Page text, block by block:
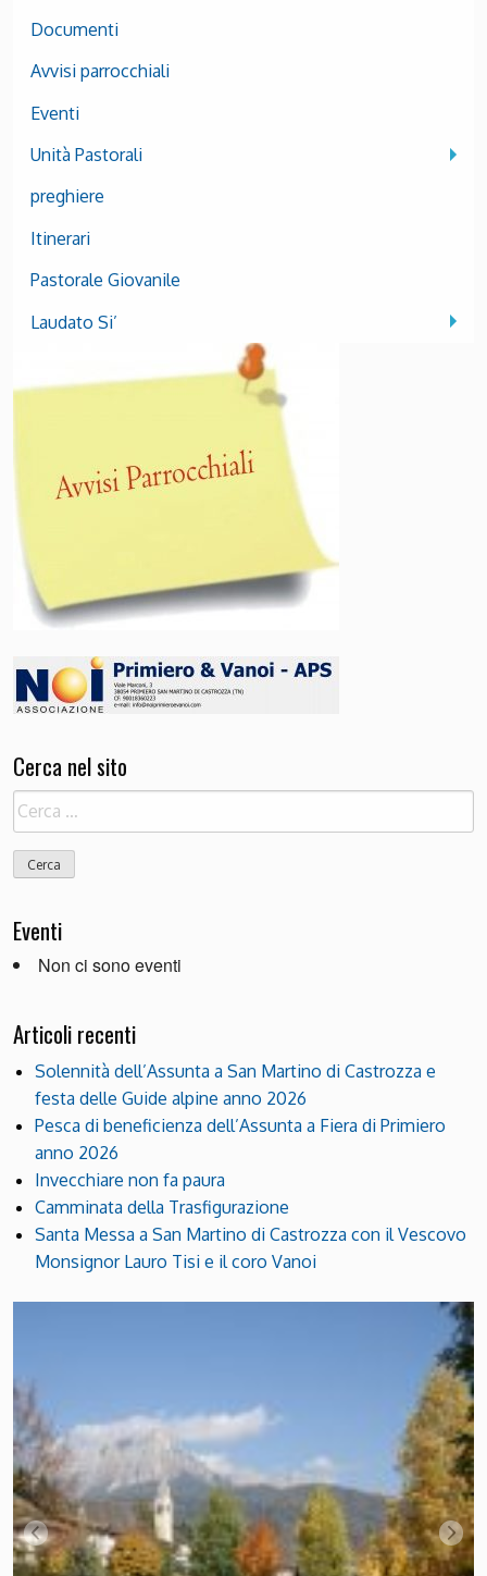
Documenti
Avvisi parrocchiali
Eventi
Unità Pastorali
preghiere
Itinerari
Pastorale Giovanile
Laudato Si’
Cerca nel sito
Ricerca
per:
Eventi
Non ci sono eventi
Articoli recenti
Solennità dell’Assunta a San Martino di Castrozza e
festa delle Guide alpine anno 2026
Pesca di beneficienza dell’Assunta a Fiera di Primiero
anno 2026
Invecchiare non fa paura
Camminata della Trasfigurazione
Santa Messa a San Martino di Castrozza con il Vescovo
Monsignor Lauro Tisi e il coro Vanoi